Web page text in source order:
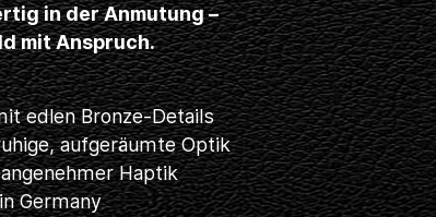
in der Anmutung –
mit Anspruch.
edlen Bronze-Details
aufgeräumte Optik
Haptik
Germany